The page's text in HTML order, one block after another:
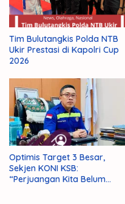
Tim Bulutangkis Polda NTB
Ukir Prestasi di Kapolri Cup
2026
Optimis Target 3 Besar,
Sekjen KONI KSB:
“Perjuangan Kita Belum